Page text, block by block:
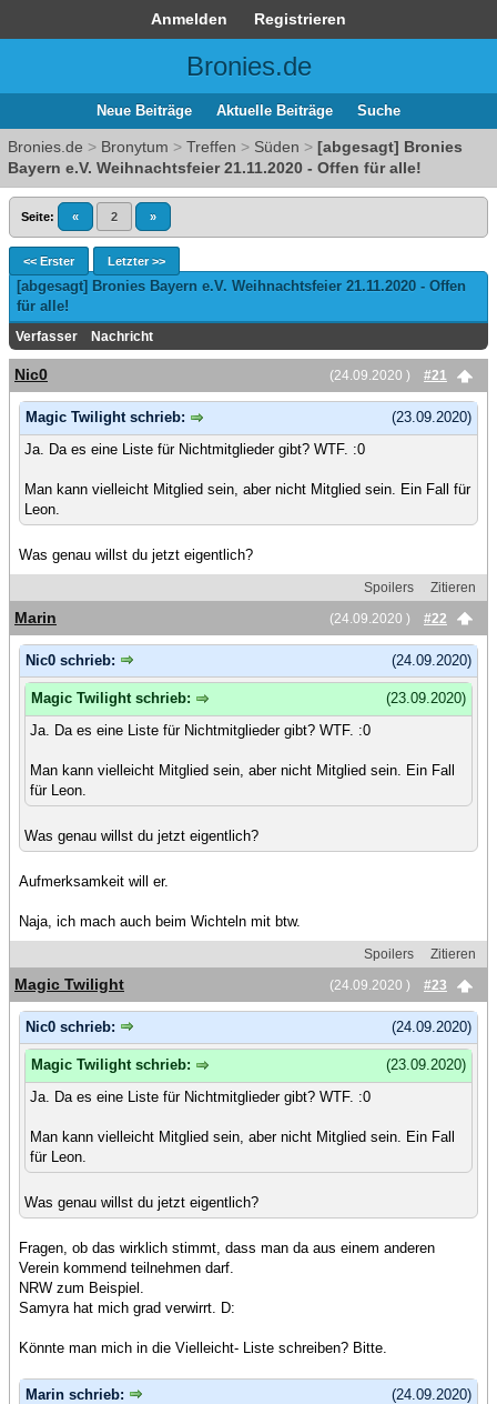
Anmelden Registrieren
Bronies.de
Neue Beiträge Aktuelle Beiträge Suche
Bronies.de > Bronytum > Treffen > Süden > [abgesagt] Bronies
Bayern e.V. Weihnachtsfeier 21.11.2020 - Offen für alle!
Seite: « 2 »
<< Erster Letzter >>
[abgesagt] Bronies Bayern e.V. Weihnachtsfeier 21.11.2020 - Offen
für alle!
Verfasser Nachricht
(24.09.2020 ) #21
Nic0
(23.09.2020)
Magic Twilight schrieb:
Ja. Da es eine Liste für Nichtmitglieder gibt? WTF. :0
Man kann vielleicht Mitglied sein, aber nicht Mitglied sein. Ein Fall für
Leon.
Was genau willst du jetzt eigentlich?
Spoilers
Zitieren
(24.09.2020 )
#22
Marin
(24.09.2020)
Nic0 schrieb:
(23.09.2020)
Magic Twilight schrieb:
Ja. Da es eine Liste für Nichtmitglieder gibt? WTF. :0
Man kann vielleicht Mitglied sein, aber nicht Mitglied sein. Ein Fall
für Leon.
Was genau willst du jetzt eigentlich?
Aufmerksamkeit will er.
Naja, ich mach auch beim Wichteln mit btw.
Spoilers
Zitieren
(24.09.2020 )
#23
Magic Twilight
(24.09.2020)
Nic0 schrieb:
(23.09.2020)
Magic Twilight schrieb:
Ja. Da es eine Liste für Nichtmitglieder gibt? WTF. :0
Man kann vielleicht Mitglied sein, aber nicht Mitglied sein. Ein Fall
für Leon.
Was genau willst du jetzt eigentlich?
Fragen, ob das wirklich stimmt, dass man da aus einem anderen
Verein kommend teilnehmen darf.
NRW zum Beispiel.
Samyra hat mich grad verwirrt. D:
Könnte man mich in die Vielleicht- Liste schreiben? Bitte.
(24.09.2020)
Marin schrieb: